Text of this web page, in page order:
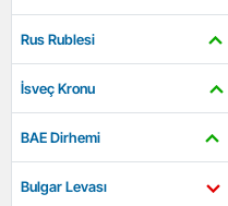
Rus Rublesi
İsveç Kronu
BAE Dirhemi
Bulgar Levası